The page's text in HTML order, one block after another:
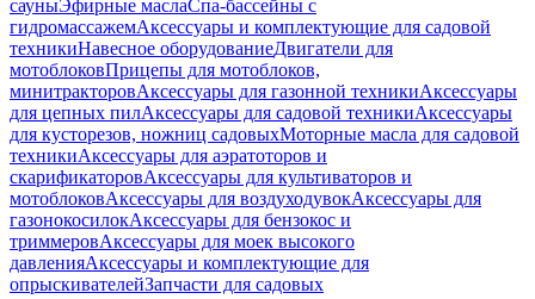
сауныЭфирные маслаСпа-бассейны с
гидромассажемАксессуары и комплектующие для садовой
техникиНавесное оборудованиеДвигатели для
мотоблоковПрицепы для мотоблоков,
минитракторовАксессуары для газонной техникиАксессуары
для цепных пилАксессуары для садовой техникиАксессуары
для кусторезов, ножниц садовыхМоторные масла для садовой
техникиАксессуары для аэратоторов и
скарификаторовАксессуары для культиваторов и
мотоблоковАксессуары для воздуходувокАксессуары для
газонокосилокАксессуары для бензокос и
триммеровАксессуары для моек высокого
давленияАксессуары и комплектующие для
опрыскивателейЗапчасти для садовых